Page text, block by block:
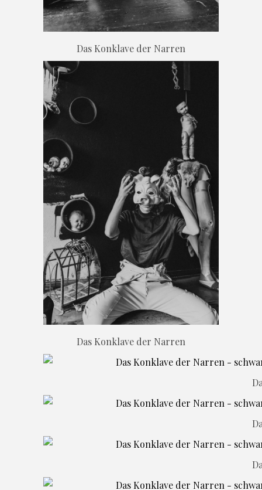
Das Konklave der Narren
Das Konklave der Narren